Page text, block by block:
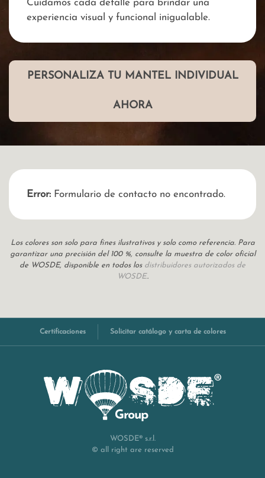
Cuidamos cada detalle para brindar una
experiencia visual y funcional inigualable.
PERSONALIZA TU MANTEL INDIVIDUAL
AHORA
Error: Formulario de contacto no encontrado.
Los colores son solo para fines ilustrativos y solo como referencia. Para
garantizar una precisión del 100 %, consulte la muestra de color oficial
de WOSDE, disponible en todos los distribuidores autorizados de
WOSDE..
Certificaciones Solicitar catálogo y carta de colores
WOSDE® s.r.l.
© all right are reserved